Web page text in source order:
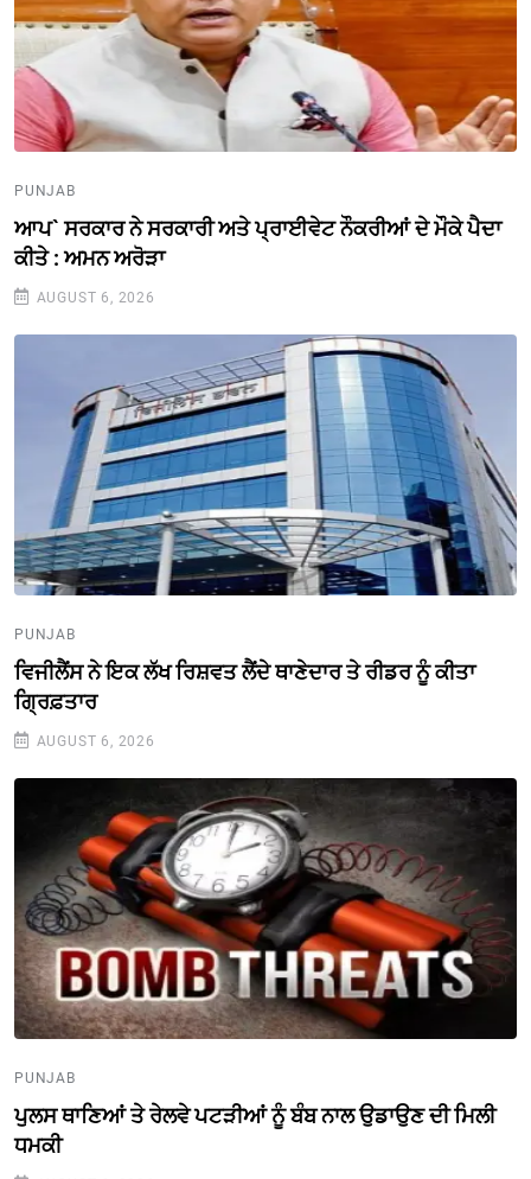
PUNJAB
ਆਪ` ਸਰਕਾਰ ਨੇ ਸਰਕਾਰੀ ਅਤੇ ਪ੍ਰਾਈਵੇਟ ਨੌਕਰੀਆਂ ਦੇ ਮੌਕੇ ਪੈਦਾ
ਕੀਤੇ : ਅਮਨ ਅਰੋੜਾ
AUGUST 6, 2026
PUNJAB
ਵਿਜੀਲੈਂਸ ਨੇ ਇਕ ਲੱਖ ਰਿਸ਼ਵਤ ਲੈਂਦੇ ਥਾਣੇਦਾਰ ਤੇ ਰੀਡਰ ਨੂੰ ਕੀਤਾ
ਗ੍ਰਿਫ਼ਤਾਰ
AUGUST 6, 2026
PUNJAB
ਪੁਲਸ ਥਾਣਿਆਂ ਤੇ ਰੇਲਵੇ ਪਟੜੀਆਂ ਨੂੰ ਬੰਬ ਨਾਲ ਉਡਾਉਣ ਦੀ ਮਿਲੀ
ਧਮਕੀ